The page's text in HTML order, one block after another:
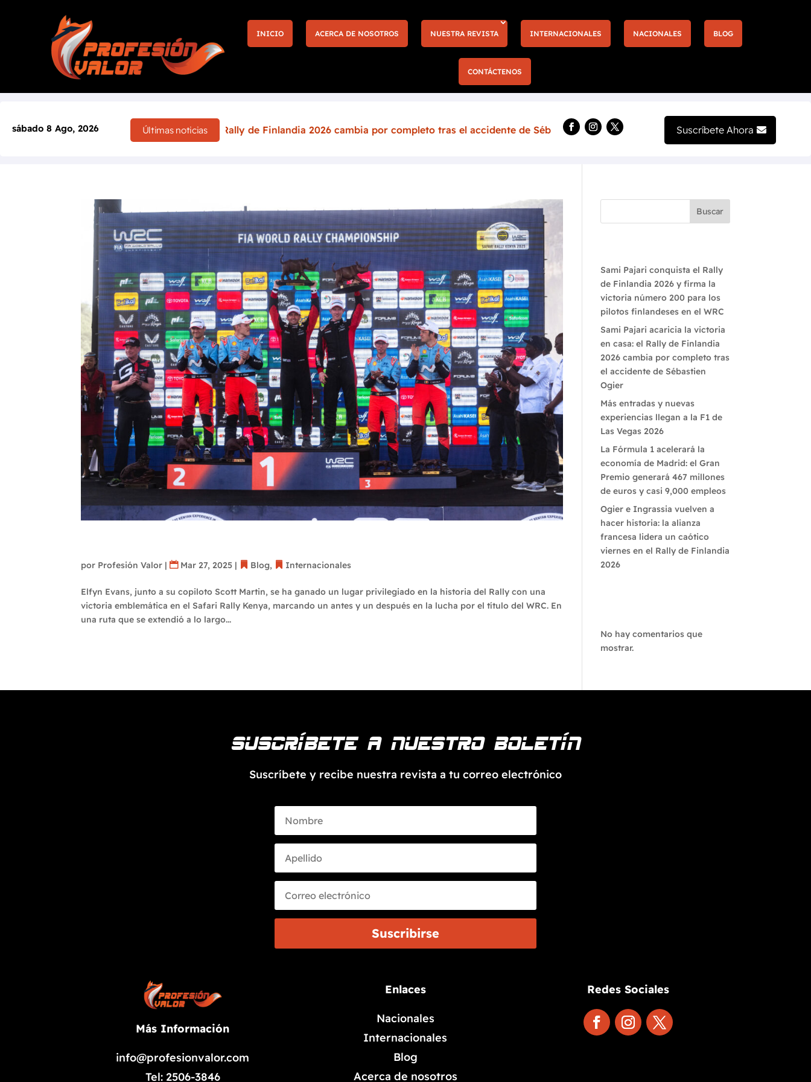
INICIO ACERCA DE NOSOTROS NUESTRA REVISTA INTERNACIONALES NACIONALES BLOG
CONTÁCTENOS
sábado 8 Ago, 2026 Últimas noticias
la victoria en casa: el Rally de Finlandia 2026 cambia por completo tras el accidente de Sébastien Ogier Más entradas y nuevas experiencias llegan a la F1
Suscríbete Ahora
por Profesión Valor | Mar 27, 2025 | Blog, Internacionales
Elfyn Evans, junto a su copiloto Scott Martin, se ha ganado un lugar privilegiado en la historia del Rally con una
victoria emblemática en el Safari Rally Kenya, marcando un antes y un después en la lucha por el título del WRC. En
una ruta que se extendió a lo largo...
Buscar
Sami Pajari conquista el Rally
de Finlandia 2026 y firma la
victoria número 200 para los
pilotos finlandeses en el WRC
Sami Pajari acaricia la victoria
en casa: el Rally de Finlandia
2026 cambia por completo tras
el accidente de Sébastien
Ogier
Más entradas y nuevas
experiencias llegan a la F1 de
Las Vegas 2026
La Fórmula 1 acelerará la
economía de Madrid: el Gran
Premio generará 467 millones
de euros y casi 9,000 empleos
Ogier e Ingrassia vuelven a
hacer historia: la alianza
francesa lidera un caótico
viernes en el Rally de Finlandia
2026
No hay comentarios que
mostrar.
Suscríbete a nuestro boletín
Suscríbete y recibe nuestra revista a tu correo electrónico
Suscribirse
Más Información
info@profesionvalor.com
Tel: 2506-3846
Enlaces
Nacionales
Internacionales
Blog
Acerca de nosotros
Redes Sociales